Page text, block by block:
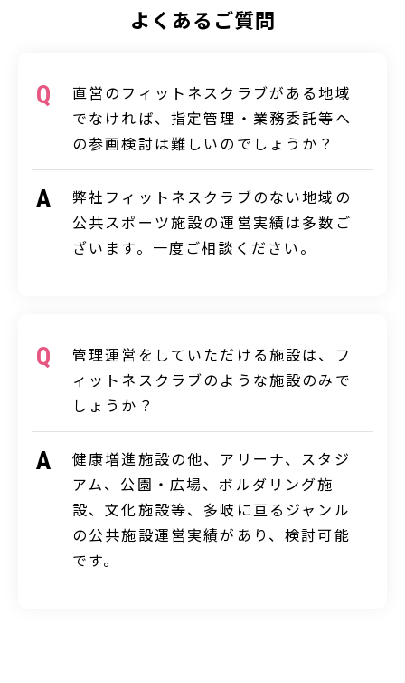
よくあるご質問
直営のフィットネスクラブがある地域
でなければ、指定管理・業務委託等へ
の参画検討は難しいのでしょうか？
弊社フィットネスクラブのない地域の
公共スポーツ施設の運営実績は多数ご
ざいます。一度ご相談ください。
管理運営をしていただける施設は、フ
ィットネスクラブのような施設のみで
しょうか？
健康増進施設の他、アリーナ、スタジ
アム、公園・広場、ボルダリング施
設、文化施設等、多岐に亘るジャンル
の公共施設運営実績があり、検討可能
です。